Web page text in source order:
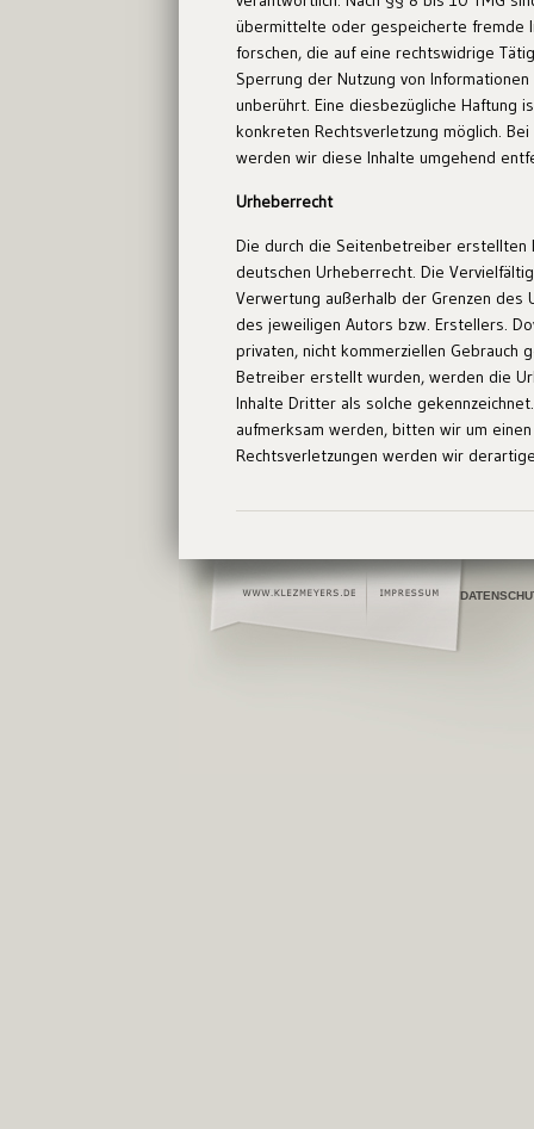
übermittelte oder gespeicherte fremde
forschen, die auf eine rechtswidrige
Sperrung der Nutzung von
unberührt. Eine diesbezügliche Haftung
konkreten Rechtsverletzung möglich.
werden wir diese Inhalte umgehend
Urheberrecht
Die durch die Seitenbetreiber erstellten
deutschen Urheberrecht. Die
Verwertung außerhalb der Grenzen des
des jeweiligen Autors bzw. Erstellers.
privaten, nicht kommerziellen
Betreiber erstellt wurden, werden die
Inhalte Dritter als solche
aufmerksam werden, bitten wir um
Rechtsverletzungen werden wir